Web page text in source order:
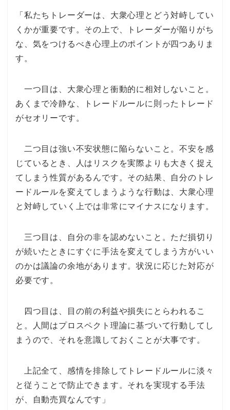
「私たちトレーダーは、大衆心理とどう対峙してい
くかが重要です。その上で、トレーダーが陥りがち
な、気をつけるべき心理上のポイントが四つありま
す。
一つ目は、大衆心理と衝動的に相対しないこと。
あくまで冷静な、トレードルールに則ったトレード
がセオリーです。
二つ目は強い不安状態に陥らないこと。不安を感
じているとき、人はリスクを実際よりも大きく捉え
てしまう性質があるんです。その結果、自分のトレ
ードルールを変えてしまうような行動は、大衆心理
と対峙していく上では非常にマイナスになります。
三つ目は、自分の非を認めないこと。ただ損切り
が続いたときにすぐに手法を変えてしまう方がいい
のかは議論の余地があります。状況に応じた対応が
必要です。
四つ目は、目の前の利益や損失にとらわれるこ
と。人間はプロスペクト理論に基づいて行動してし
まうので、それを意識しておくことが大事です。
上記全て、感情を排除してトレードルールに淡々
と従うことで防止できます。それを実現する手法
が、自動売買なんです」